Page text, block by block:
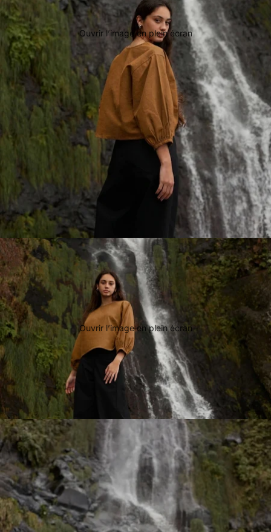
Ouvrir l’image en plein écran
Ouvrir l’image en plein écran